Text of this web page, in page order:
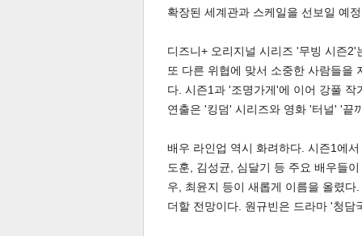
확장된 세계관과 스케일을 선보일 예
디즈니+ 오리지널 시리즈 '무빙 시즌
또 다른 위협에 맞서 소중한 사람들을
다. 시즌1과 '조명가게'에 이어 강풀
연출은 '킹덤' 시리즈와 영화 '터널' '끝
배우 라인업 역시 화려하다. 시즌1에
도훈, 김성균, 심달기 등 주요 배우들
우, 최윤지 등이 새롭게 이름을 올렸
더할 전망이다. 원규빈은 드라마 '청